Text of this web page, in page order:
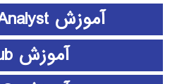
آموزش Frontier Analyst
آموزش github